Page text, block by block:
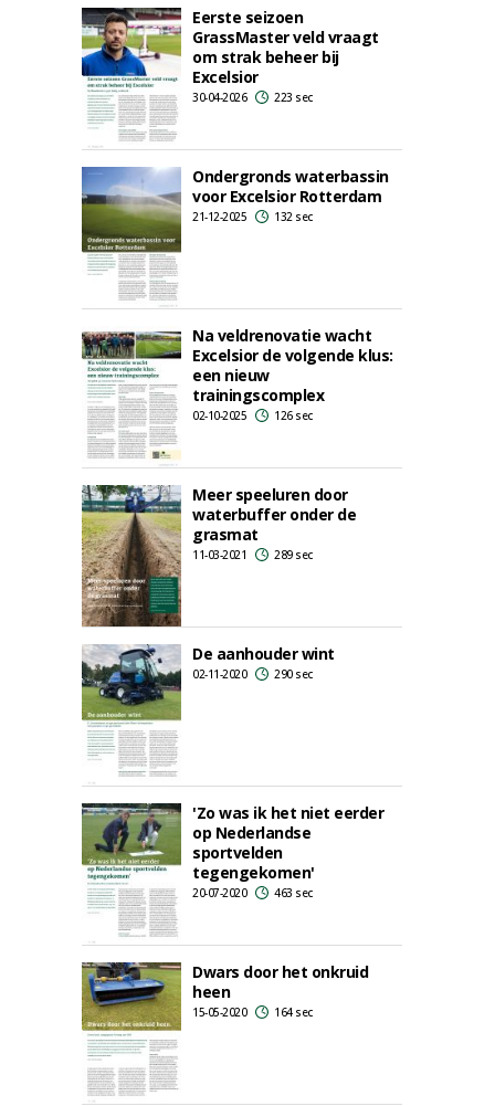
Eerste seizoen
GrassMaster veld vraagt
om strak beheer bij
Excelsior
30-04-2026 223 sec
Ondergronds waterbassin
voor Excelsior Rotterdam
21-12-2025 132 sec
Na veldrenovatie wacht
Excelsior de volgende klus:
een nieuw
trainingscomplex
02-10-2025 126 sec
Meer speeluren door
waterbuffer onder de
grasmat
11-03-2021 289 sec
De aanhouder wint
02-11-2020 290 sec
'Zo was ik het niet eerder
op Nederlandse
sportvelden
tegengekomen'
20-07-2020 463 sec
Dwars door het onkruid
heen
15-05-2020 164 sec